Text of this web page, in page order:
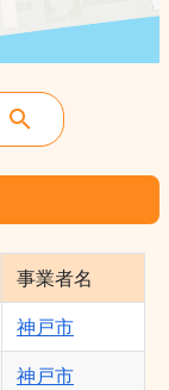
事業者名
神戸市
神戸市